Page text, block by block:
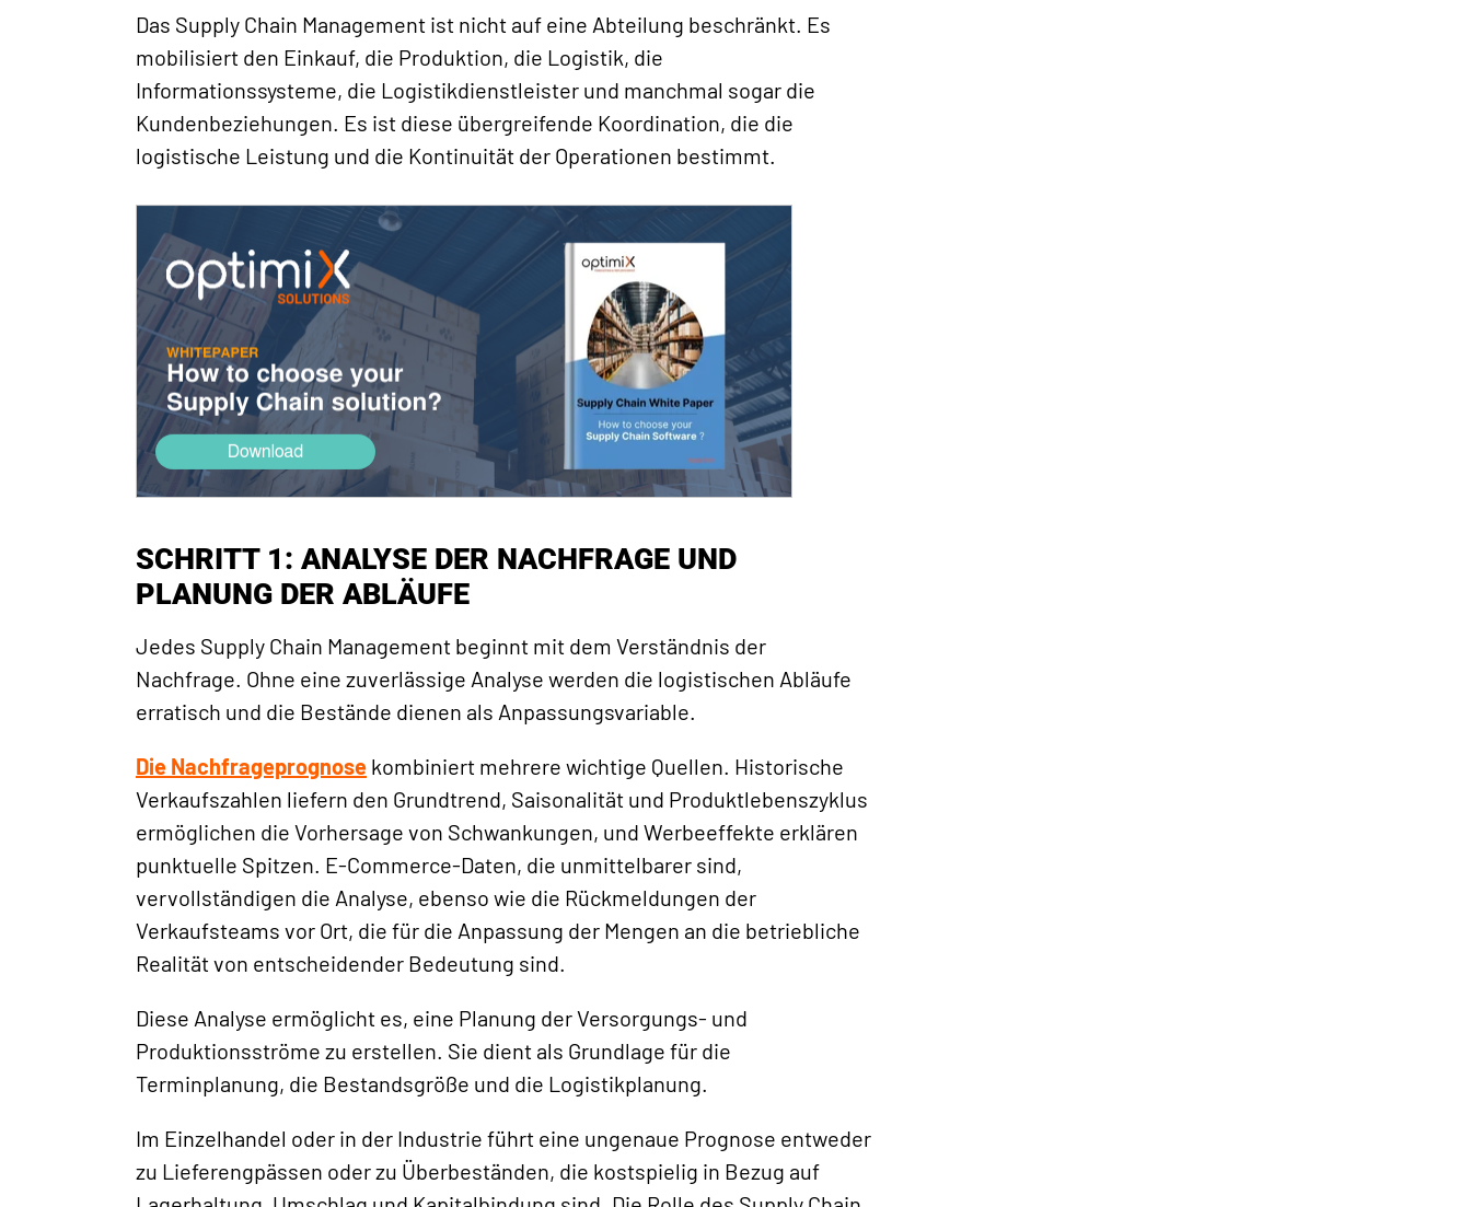
Das Supply Chain Management ist nicht auf eine Abteilung beschränkt. Es
mobilisiert den Einkauf, die Produktion, die Logistik, die
Informationssysteme, die Logistikdienstleister und manchmal sogar die
Kundenbeziehungen. Es ist diese übergreifende Koordination, die die
logistische Leistung und die Kontinuität der Operationen bestimmt.
SCHRITT 1: ANALYSE DER NACHFRAGE UND
PLANUNG DER ABLÄUFE
Jedes Supply Chain Management beginnt mit dem Verständnis der
Nachfrage. Ohne eine zuverlässige Analyse werden die logistischen Abläufe
erratisch und die Bestände dienen als Anpassungsvariable.
Die Nachfrageprognose kombiniert mehrere wichtige Quellen. Historische
Verkaufszahlen liefern den Grundtrend, Saisonalität und Produktlebenszyklus
ermöglichen die Vorhersage von Schwankungen, und Werbeeffekte erklären
punktuelle Spitzen. E-Commerce-Daten, die unmittelbarer sind,
vervollständigen die Analyse, ebenso wie die Rückmeldungen der
Verkaufsteams vor Ort, die für die Anpassung der Mengen an die betriebliche
Realität von entscheidender Bedeutung sind.
Diese Analyse ermöglicht es, eine Planung der Versorgungs- und
Produktionsströme zu erstellen. Sie dient als Grundlage für die
Terminplanung, die Bestandsgröße und die Logistikplanung.
Im Einzelhandel oder in der Industrie führt eine ungenaue Prognose entweder
zu Lieferengpässen oder zu Überbeständen, die kostspielig in Bezug auf